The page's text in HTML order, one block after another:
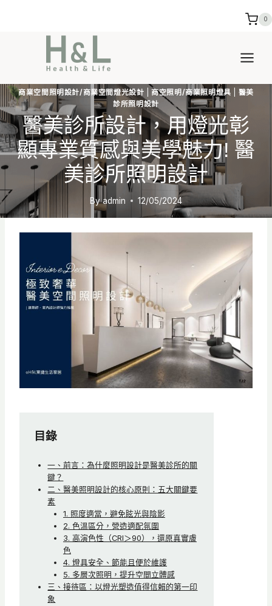
0
商業空間照明設計/商業空間燈光設計 |商空照明/商業照明燈具
醫美
診所照明設計
醫美診所設計，用燈光彰
顯專業質感與美學魅力! 醫
美診所照明設計
Byadmin 12/05/2024
目錄
一、前言：為什麼照明設計是醫美診所的關
鍵？
二、醫美照明設計的核心原則：五大關鍵要
素
1. 照度適當，避免眩光與陰影
2. 色溫區分，營造適配氛圍
3. 高演色性（CRI＞90），還原真實膚
色
4. 燈具安全、節能且便於維護
5. 多層次照明，提升空間立體感
三、接待區：以燈光塑造值得信賴的第一印
象